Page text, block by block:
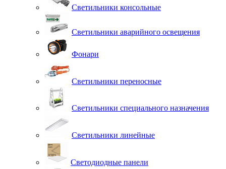
Светильники консольные
Светильники аварийного освещения
Фонари
Светильники переносные
Светильники специального назначения
Светильники линейные
Светодиодные панели